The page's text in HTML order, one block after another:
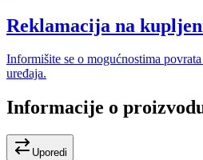
Reklamacija na
Informišite se o mogućnostima
uređaja.
Informacije o
Uporedi